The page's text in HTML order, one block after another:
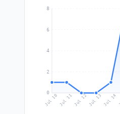
0
2
4
6
8
Jul 10 Jul 11Jul 12Jul 13 Jul 14